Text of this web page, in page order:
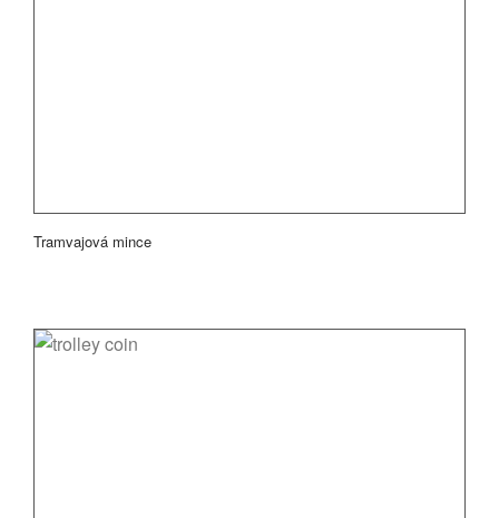
Tramvajová mince